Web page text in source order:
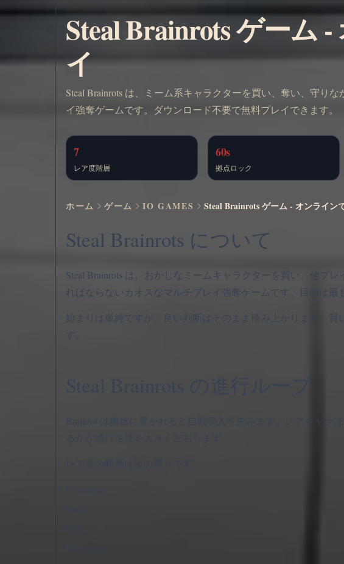
Steal Brainrots ゲーム
イ
Steal Brainrots は、ミーム系キャラクターを買い、奪い、守り
イ強奪ゲームです。ダウンロード不要で無料プレイできます。
7
レア度階層
60s
拠点ロック
ホーム ゲーム IO GAMES Steal Brainrots ゲーム - オンライン
Steal Brainrots について
Steal Brainrots は、おかしなミームキャラクターを買い、他プ
ればならないカオスなマルチプレイ強奪ゲームです。目的は
始まりは単純ですが、良い判断はそのまま積み上がります。
す。
Brainrot は拠点に置かれると自動収入を生みます。レアキャ